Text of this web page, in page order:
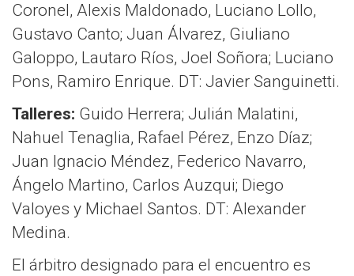
Coronel, Alexis Maldonado, Luciano Lollo,
Gustavo Canto; Juan Álvarez, Giuliano
Galoppo, Lautaro Ríos, Joel Soñora; Luciano
Pons, Ramiro Enrique. DT: Javier Sanguinetti.
Talleres: Guido Herrera; Julián Malatini,
Nahuel Tenaglia, Rafael Pérez, Enzo Díaz;
Juan Ignacio Méndez, Federico Navarro,
Ángelo Martino, Carlos Auzqui; Diego
Valoyes y Michael Santos. DT: Alexander
Medina.
El árbitro designado para el encuentro es